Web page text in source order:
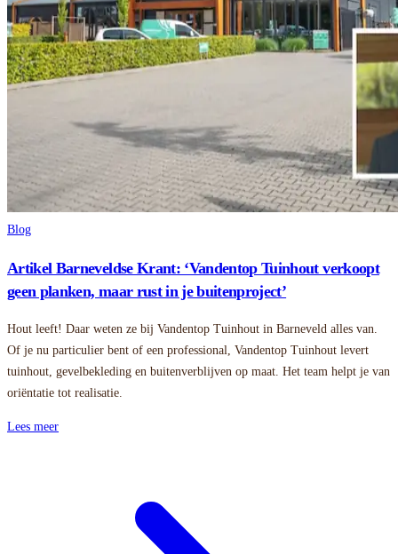
Blog
Artikel Barneveldse Krant: ‘Vandentop Tuinhout verkoopt
geen planken, maar rust in je buitenproject’
Hout leeft! Daar weten ze bij Vandentop Tuinhout in Barneveld alles van.
Of je nu particulier bent of een professional, Vandentop Tuinhout levert
tuinhout, gevelbekleding en buitenverblijven op maat. Het team helpt je van
oriëntatie tot realisatie.
Lees meer